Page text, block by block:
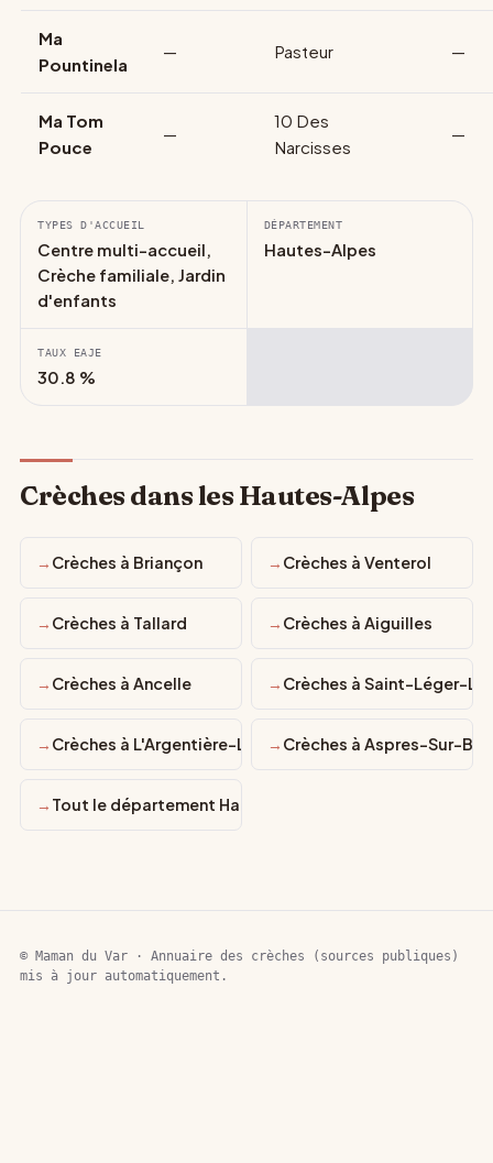
Ma
Pountinela
— Pasteur —
Ma Tom
Pouce
—
10 Des
Narcisses
—
TYPES D'ACCUEIL
Centre multi-accueil,
Crèche familiale, Jardin
d'enfants
DÉPARTEMENT
Hautes-Alpes
TAUX EAJE
30.8 %
Crèches dans les Hautes-Alpes
Crèches à Briançon Crèches à Venterol
Crèches à Tallard Crèches à Aiguilles
Crèches à Ancelle Crèches à Saint-Léger-
Crèches à L'Argentière-La-BesséeCrèches à Aspres-Sur-
Tout le département Hautes-Alpes
© Maman du Var · Annuaire des crèches (sources publiques)
mis à jour automatiquement.